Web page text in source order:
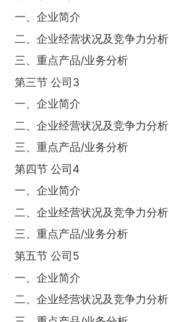
一、企业简介
二、企业经营状况及竞争力分析
三、重点产品/业务分析
第三节 公司3
一、企业简介
二、企业经营状况及竞争力分析
三、重点产品/业务分析
第四节 公司4
一、企业简介
二、企业经营状况及竞争力分析
三、重点产品/业务分析
第五节 公司5
一、企业简介
二、企业经营状况及竞争力分析